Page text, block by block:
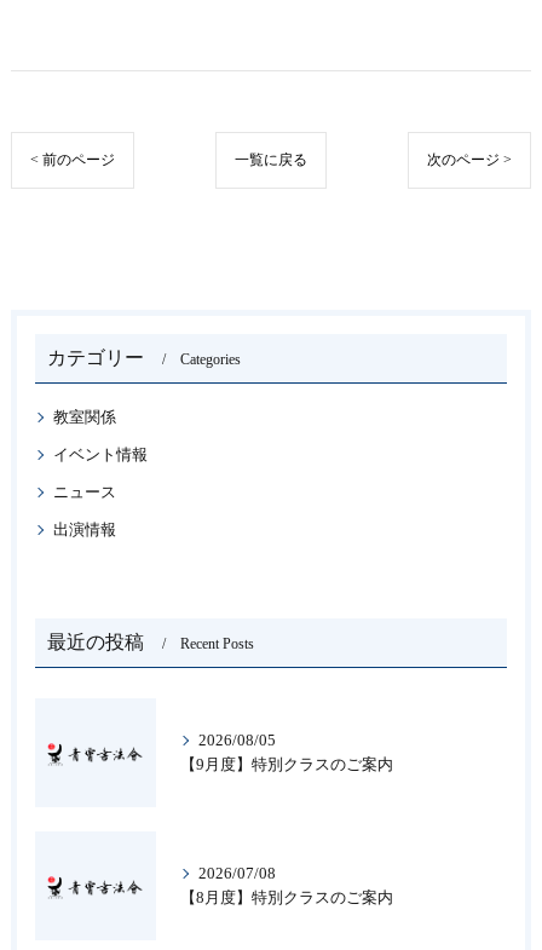
< 前のページ 一覧に戻る 次のページ >
カテゴリー Categories
教室関係
イベント情報
ニュース
出演情報
最近の投稿 Recent Posts
2026/08/05
【9月度】特別クラスのご案内
2026/07/08
【8月度】特別クラスのご案内